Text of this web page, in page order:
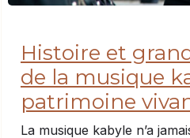
Histoire et
de la musique
patrimoine
La musique kabyle n’a